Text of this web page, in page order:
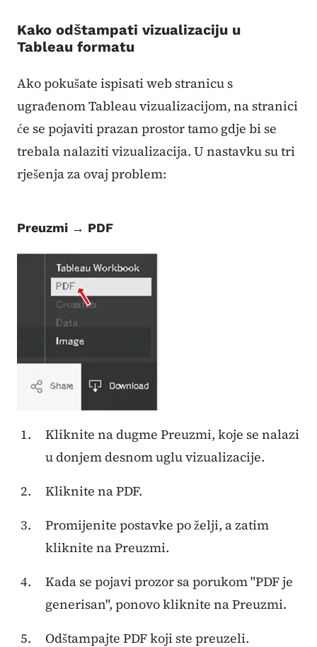
Kako odštampati vizualizaciju u
Tableau formatu
Ako pokušate ispisati web stranicu s
ugrađenom Tableau vizualizacijom, na stranici
će se pojaviti prazan prostor tamo gdje bi se
trebala nalaziti vizualizacija. U nastavku su tri
rješenja za ovaj problem:
Preuzmi → PDF
Kliknite na dugme Preuzmi, koje se nalazi
u donjem desnom uglu vizualizacije.
Kliknite na PDF.
Promijenite postavke po želji, a zatim
kliknite na Preuzmi.
Kada se pojavi prozor sa porukom "PDF je
generisan", ponovo kliknite na Preuzmi.
Odštampajte PDF koji ste preuzeli.